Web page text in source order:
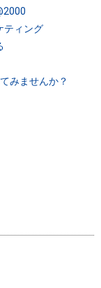
ティング
みませんか？